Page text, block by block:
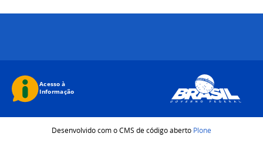
Desenvolvido com o CMS de código aberto Plone